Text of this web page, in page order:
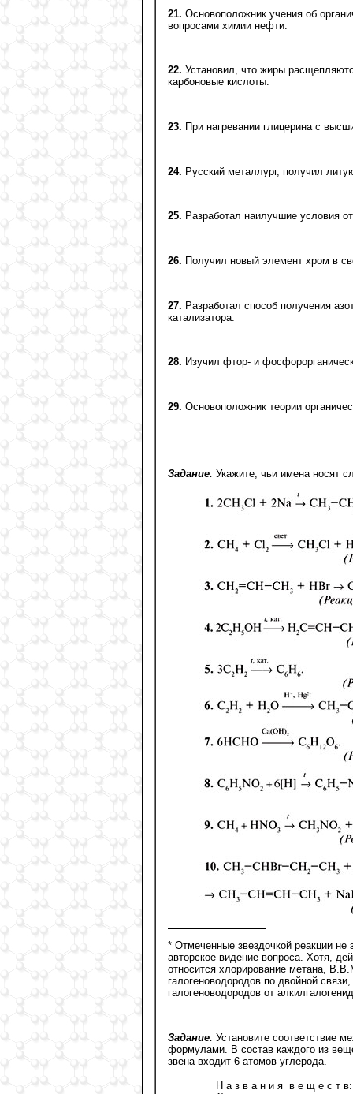
21. Основоположник учения об
вопросами химии нефти.
22. Установил, что жиры
карбоновые кислоты.
23. При нагревании глицерина с
24. Русский металлург, получил
25. Разработал наилучшие условия
26. Получил новый элемент хром в
27. Разработал способ получения
катализатора.
28. Изучил фтор- и
29. Основоположник теории
Задание. Укажите, чьи имена носят
* Отмеченные звездочкой реакции не
авторское видение вопроса. Хотя,
относится хлорирование метана,
галогеноводородов по двойной
галогеноводородов от
Задание. Установите соответствие
формулами. В состав каждого из
звена входит 6 атомов углерода.
Н а з в а н и я в е щ е с т в: